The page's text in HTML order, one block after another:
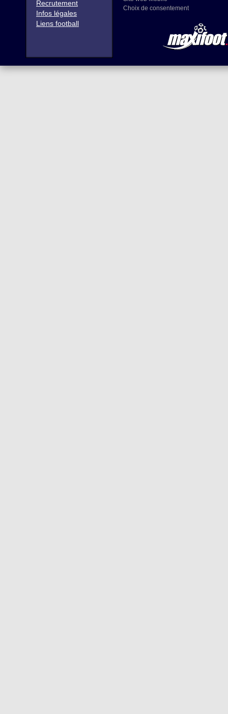
Recrutement
Infos légales
Liens football
Choix de consentement